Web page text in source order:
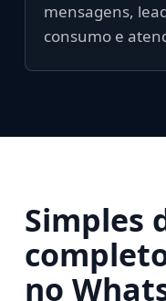
mensagens,
consumo e
Simples
no